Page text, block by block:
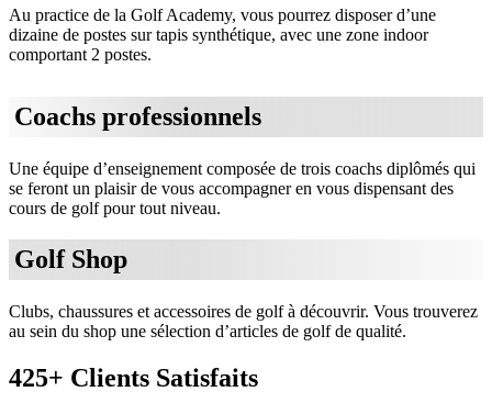
Au practice de la Golf Academy, vous pourrez disposer d’une
dizaine de postes sur tapis synthétique, avec une zone indoor
comportant 2 postes.
Coachs professionnels
Une équipe d’enseignement composée de trois coachs diplômés qui
se feront un plaisir de vous accompagner en vous dispensant des
cours de golf pour tout niveau.
Golf Shop
Clubs, chaussures et accessoires de golf à découvrir. Vous trouverez
au sein du shop une sélection d’articles de golf de qualité.
425+ Clients Satisfaits